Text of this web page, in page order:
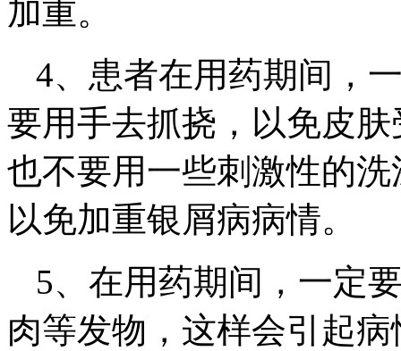
加重。
4、患者在用药期间，
要用手去抓挠，以免皮
也不要用一些刺激性的
以免加重银屑病病情。
5、在用药期间，一定
肉等发物，这样会引起